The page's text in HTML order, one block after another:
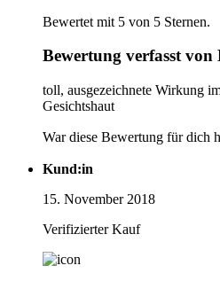
Bewertet mit 5 von 5 Sternen.
Bewertung verfasst
toll, ausgezeichnete Wirkung
Gesichtshaut
War diese Bewertung für dich
Kund:in
15. November 2018
Verifizierter Kauf